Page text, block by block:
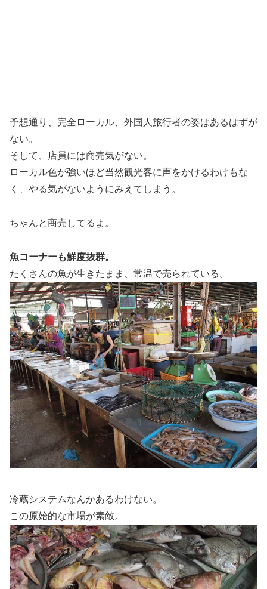
予想通り、完全ローカル、外国人旅行者の姿はあるはずが
ない。
そして、店員には商売気がない。
ローカル色が強いほど当然観光客に声をかけるわけもな
く、やる気がないようにみえてしまう。
ちゃんと商売してるよ。
魚コーナーも鮮度抜群。
たくさんの魚が生きたまま、常温で売られている。
冷蔵システムなんかあるわけない。
この原始的な市場が素敵。